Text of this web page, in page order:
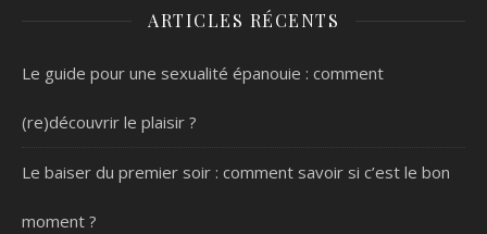
ARTICLES RÉCENTS
Le guide pour une sexualité épanouie : comment
(re)découvrir le plaisir ?
Le baiser du premier soir : comment savoir si c’est le bon
moment ?